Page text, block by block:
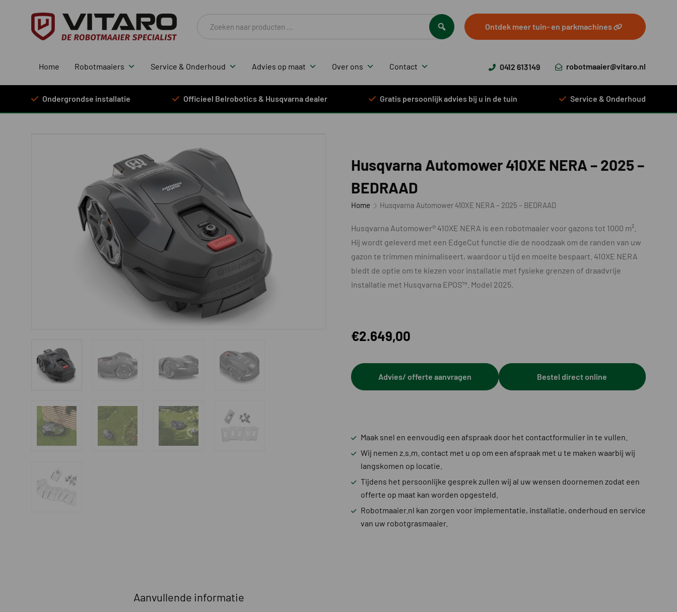
Producten
zoeken
Ontdek meer tuin- en parkmachines
0412 613149 robotmaaier@vitaro.nl
Home Robotmaaiers Service & Onderhoud Advies op maat Over ons Contact
Ondergrondse installatie Officieel Belrobotics & Husqvarna dealer Gratis persoonlijk advies bij u in de tuin Service & Onderhoud
Husqvarna Automower 410XE NERA – 2025 –
BEDRAAD
Home Husqvarna Automower 410XE NERA – 2025 – BEDRAAD
Husqvarna Automower® 410XE NERA is een robotmaaier voor gazons tot 1000 m².
Hij wordt geleverd met een EdgeCut functie die de noodzaak om de randen van uw
gazon te trimmen minimaliseert, waardoor u tijd en moeite bespaart. 410XE NERA
biedt de optie om te kiezen voor installatie met fysieke grenzen of draadvrije
installatie met Husqvarna EPOS™. Model 2025.
€2.649,00
Advies/ offerte aanvragen Bestel direct online
Maak snel en eenvoudig een afspraak door het contactformulier in te vullen.
Wij nemen z.s.m. contact met u op om een afspraak met u te maken waarbij wij
langskomen op locatie.
Tijdens het persoonlijke gesprek zullen wij al uw wensen doornemen zodat een
offerte op maat kan worden opgesteld.
Robotmaaier.nl kan zorgen voor implementatie, installatie, onderhoud en service
van uw robotgrasmaaier.
Aanvullende informatie